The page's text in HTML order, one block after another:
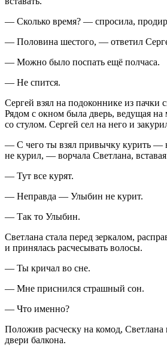
— Сколько время? — спросила,
— Половина шестого, — ответил
— Можно было поспать ещё полчаса.
— Не спится.
Сергей взял на подоконнике из пачки
Рядом с окном была дверь, ведущая на
со стулом. Сергей сел на него и
— С чего ты взял привычку курить —
не курил, — ворчала Светлана,
— Тут все курят.
— Неправда — Улыбин не курит.
— Так то Улыбин.
Светлана стала перед зеркалом,
и принялась расчесывать волосы.
— Ты кричал во сне.
— Мне приснился страшный сон.
— Что именно?
Положив расческу на комод,
двери балкона.